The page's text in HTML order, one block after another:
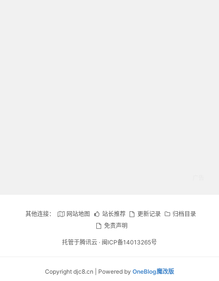
其他连接： 网站地图 站长推荐 更新记录
归档目录
免责声明
托管于腾讯云 · 闽ICP备14013265号
Copyright djc8.cn | Powered by OneBlog魔改版